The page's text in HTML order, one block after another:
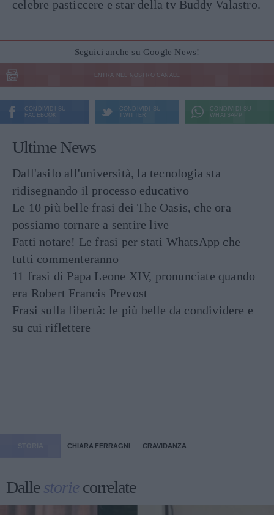
celebre pasticcere e star della tv Buddy Valastro.
Seguici anche su Google News!
ENTRA NEL NOSTRO CANALE
CONDIVIDI SU
FACEBOOK
CONDIVIDI SU
TWITTER
CONDIVIDI SU
WHATSAPP
Ultime News
Dall'asilo all'università, la tecnologia sta
ridisegnando il processo educativo
Le 10 più belle frasi dei The Oasis, che ora
possiamo tornare a sentire live
Fatti notare! Le frasi per stati WhatsApp che
tutti commenteranno
11 frasi di Papa Leone XIV, pronunciate quando
era Robert Francis Prevost
Frasi sulla libertà: le più belle da condividere e
su cui riflettere
CHIARA FERRAGNI GRAVIDANZA
Dallestorie correlate